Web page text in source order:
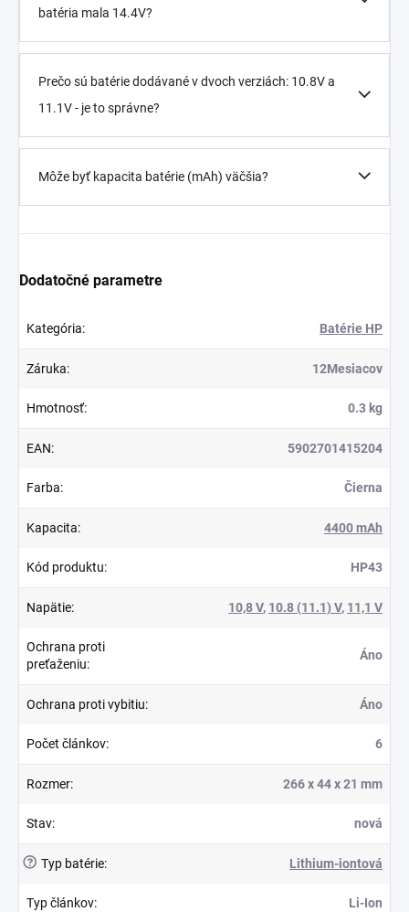
batéria mala 14.4V?
Prečo sú batérie dodávané v dvoch verziách: 10.8V a
11.1V - je to správne?
Môže byť kapacita batérie (mAh) väčšia?
Dodatočné parametre
Kategória: Batérie HP
Záruka: 12Mesiacov
Hmotnosť: 0.3 kg
EAN: 5902701415204
Farba: Čierna
Kapacita: 4400 mAh
Kód produktu: HP43
Napätie: 10,8 V, 10.8 (11.1) V, 11,1 V
Ochrana proti
preťaženiu:
Áno
Ochrana proti vybitiu: Áno
Počet článkov: 6
Rozmer: 266 x 44 x 21 mm
Stav: nová
? Typ batérie: Lithium-iontová
Typ článkov: Li-Ion